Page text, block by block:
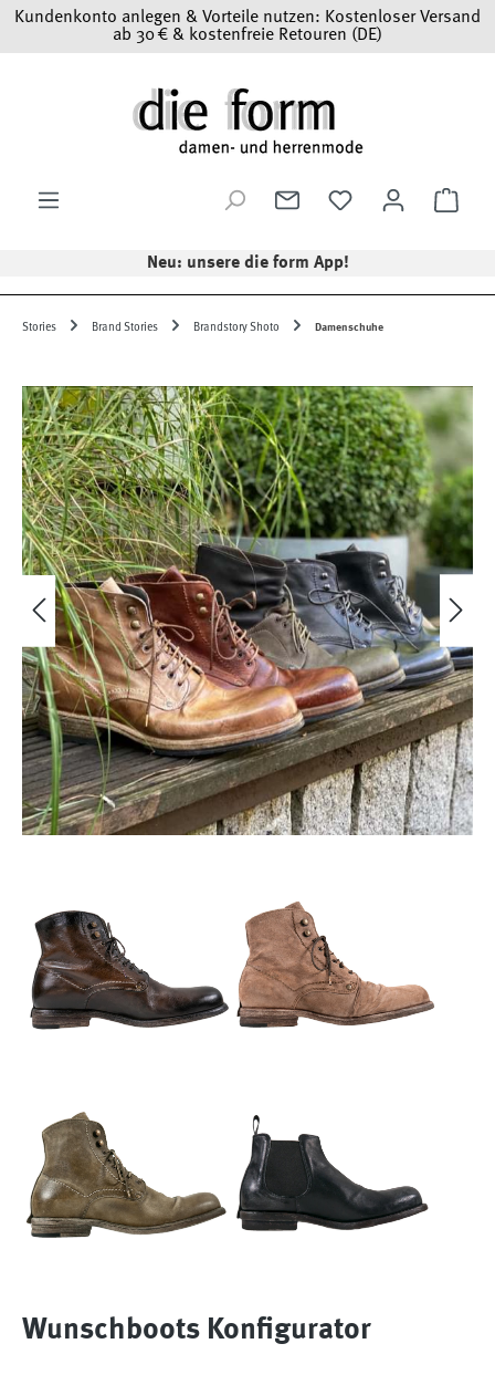
Zum Hauptinhalt springen
Kundenkonto anlegen & Vorteile nutzen: Kostenloser Versand
ab 30 € & kostenfreie Retouren (DE)
Neu: unsere die form App!
Stories Brand Stories Brandstory Shoto Damenschuhe
Wunschboots Konfigurator